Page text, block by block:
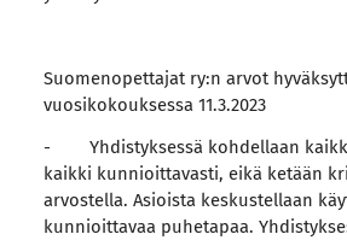
Suomenopettajat ry:n arvot
vuosikokouksessa 11.3.2023
- Yhdistyksessä kohdellaan
kaikki kunnioittavasti, eikä ketään
arvostella. Asioista keskustellaan
kunnioittavaa puhetapaa.